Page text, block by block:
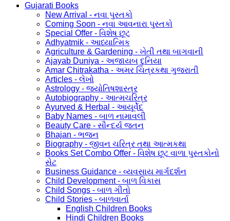
Gujarati Books
New Arrival - નવા પુસ્તકો
Coming Soon - નવા આવનારા પુસ્તકો
Special Offer - વિશેષ છૂટ
Adhyatmik - આધ્યાત્મિક
Agriculture & Gardening - ખેતી તથા બાગવાની
Ajayab Duniya - અજાયબ દુનિયા
Amar Chitrakatha - અમર ચિત્રકથા ગુજરાતી
Articles - લેખો
Astrology - જ્યોતિષશાસ્ત્ર
Autobiography - આત્મચરિત્ર
Ayurved & Herbal - આયૂર્વેદ
Baby Names - બાળ નામાવલી
Beauty Care - સૌન્દર્ય જતન
Bhajan - ભજન
Biography - જીવન ચરિત્ર તથા આત્મકથા
Books Set Combo Offer - વિશેષ છૂટ વાળા પુસ્તકોનો
સેટ
Business Guidance - વ્યવસાય માર્ગદર્શન
Child Development - બાળ વિકાસ
Child Songs - બાળ ગીતો
Child Stories - બાળવાર્તા
English Children Books
Hindi Children Books